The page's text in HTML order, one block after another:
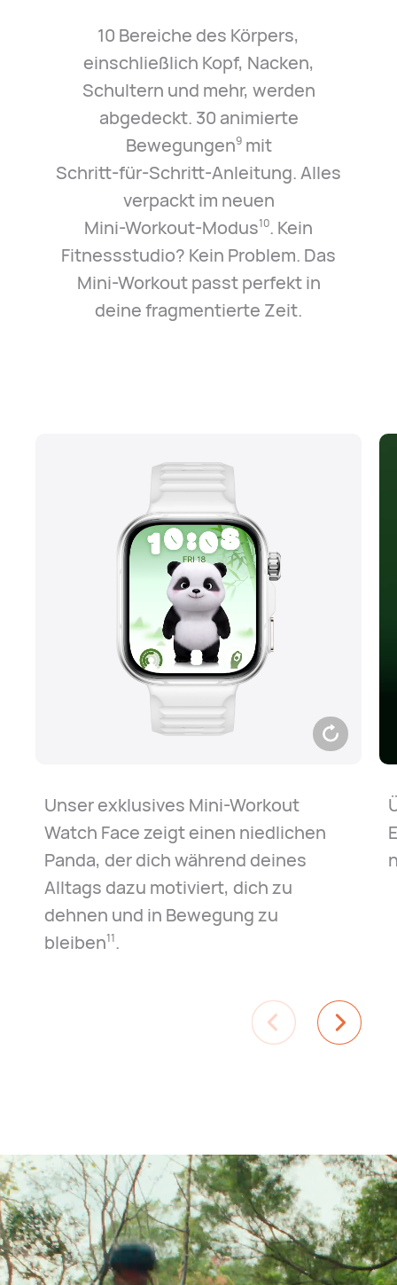
10 Bereiche des Körpers,
einschließlich Kopf, Nacken,
Schultern und mehr, werden
abgedeckt. 30 animierte
Bewegungen9mit
Schritt⁠-⁠für⁠-⁠Schritt⁠-⁠Anleitung. Alles
verpackt im neuen
Mini⁠-⁠Workout⁠-⁠Modus10. Kein
Fitnessstudio? Kein Problem. Das
Mini-Workout passt perfekt in
deine fragmentierte Zeit.
Unser exklusives Mini-Workout
Watch Face zeigt einen niedlichen
Panda, der dich während deines
Alltags dazu motiviert, dich zu
dehnen und in Bewegung zu
bleiben11.